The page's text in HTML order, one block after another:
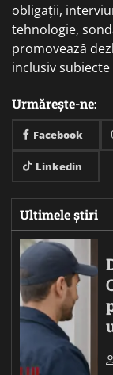
obligații,
tehnologie,
promovează
inclusiv
Urmărește-ne:
Facebook
Linkedin
Ultimele știri